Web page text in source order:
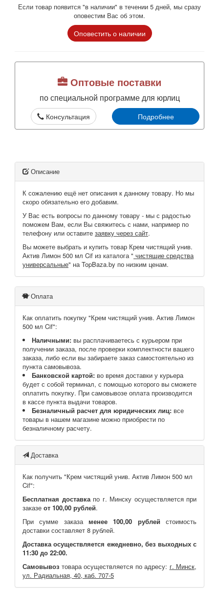
Если товар появится "в наличии" в течении 5 дней, мы сразу
оповестим Вас об этом.
Оповестить о наличии
Оптовые поставки
по специальной программе для юрлиц
Консультация Подробнее
Описание
К сожалению ещё нет описания к данному товару. Но мы
скоро обязательно его добавим.
У Вас есть вопросы по данному товару - мы с радостью
поможем Вам, если Вы свяжитесь с нами, например по
телефону или оставите заявку через сайт.
Вы можете выбрать и купить товар Крем чистящий унив.
Актив Лимон 500 мл Cif из каталога " чистящие средства
универсальные" на TopBaza.by по низким ценам.
Оплата
Как оплатить покупку "Крем чистящий унив. Актив Лимон
500 мл Cif":
Наличными: вы расплачиваетесь с курьером при
получении заказа, после проверки комплектности вашего
заказа, либо если вы забираете заказ самостоятельно из
пункта самовывоза.
Банковской картой: во время доставки у курьера
будет с собой терминал, с помощью которого вы сможете
оплатить покупку. При самовывозе оплата производится
в кассе пункта выдачи товаров.
Безналичный расчет для юридических лиц: все
товары в нашем магазине можно приобрести по
безналичному расчету.
Доставка
Как получить "Крем чистящий унив. Актив Лимон 500 мл
Cif":
Бесплатная доставкапо г. Минску осуществляется при
заказе от 100,00 рублей.
При сумме заказа менее 100,00 рублей стоимость
доставки составляет 8 рублей.
Доставка осуществляется ежедневно, без выходных с
11:30 до 22:00.
Самовывоз товара осуществляется по адресу: г. Минск,
ул. Радиальная, 40, каб. 707-5